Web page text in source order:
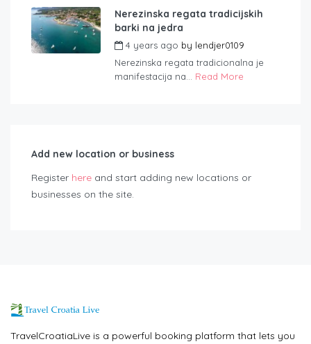
Nerezinska regata tradicijskih
barki na jedra
4 years ago by lendjer0109
Nerezinska regata tradicionalna je
manifestacija na... Read More
Add new location or business
Register here and start adding new locations or
businesses on the site.
TravelCroatiaLive is a powerful booking platform that lets you